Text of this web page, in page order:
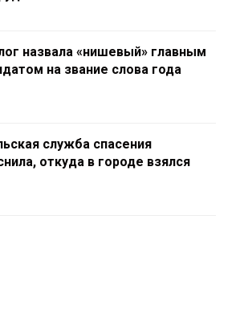
назвала «нишевый» главным
на звание слова года
служба спасения
откуда в городе взялся